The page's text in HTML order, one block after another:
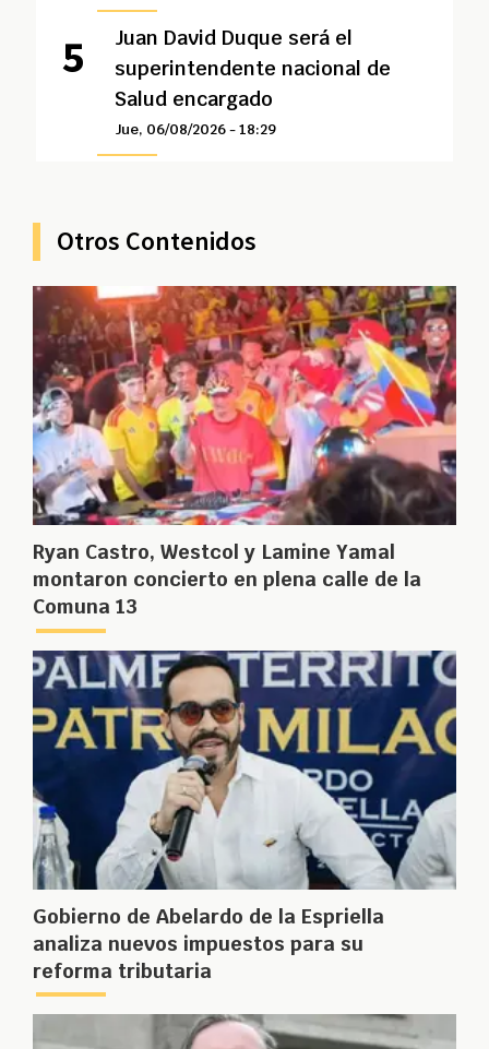
Juan David Duque será el
superintendente nacional de
Salud encargado
Jue, 06/08/2026 - 18:29
Otros Contenidos
Ryan Castro, Westcol y Lamine Yamal
montaron concierto en plena calle de la
Comuna 13
Gobierno de Abelardo de la Espriella
analiza nuevos impuestos para su
reforma tributaria